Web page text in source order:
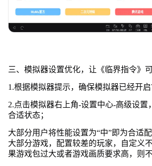
三、模拟器设置优化，让《临界指令》
1.根据模拟器提示，确保模拟器已经开启
2.点击模拟器右上角-设置中心-高级设置
合适状态；
大部分用户将性能设置为“中”即为合适
大部分游戏，配置较差的玩家，自定义
果游戏包过大或者游戏画质要求高，则不